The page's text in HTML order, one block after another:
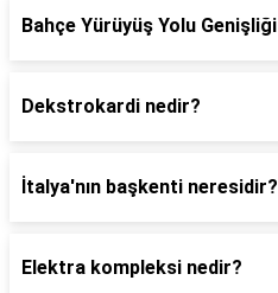
Bahçe Yürüyüş Yolu Genişliği
Dekstrokardi nedir?
İtalya'nın başkenti neresidir?
Elektra kompleksi nedir?